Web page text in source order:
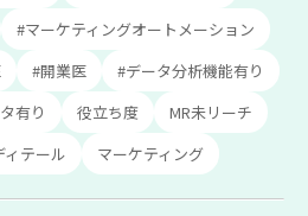
#マーケティングオートメーション
#開業医
#データ分析機能有り
有り 役立ち度
MR未リーチ
ィテール マーケティング